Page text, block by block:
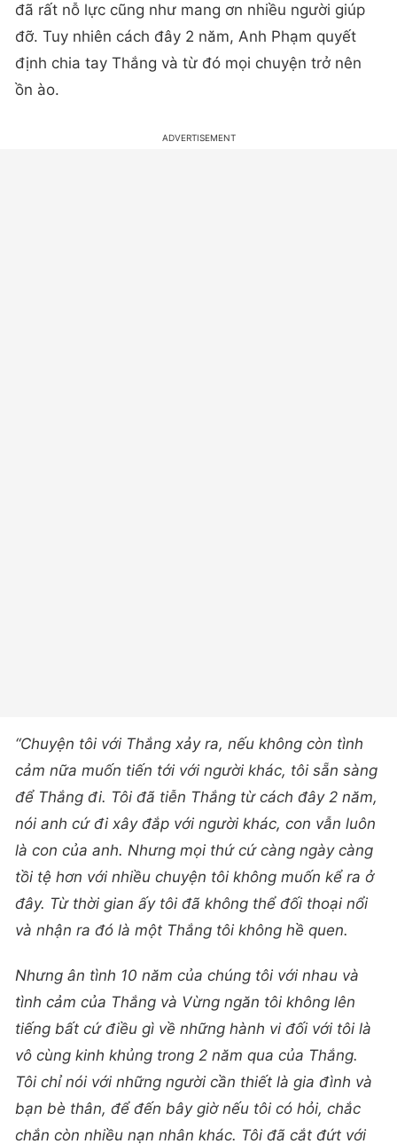
đã rất nỗ lực cũng như mang ơn nhiều người giúp
đỡ. Tuy nhiên cách đây 2 năm, Anh Phạm quyết
định chia tay Thắng và từ đó mọi chuyện trở nên
ồn ào.
“Chuyện tôi với Thắng xảy ra, nếu không còn tình
cảm nữa muốn tiến tới với người khác, tôi sẵn sàng
để Thắng đi. Tôi đã tiễn Thắng từ cách đây 2 năm,
nói anh cứ đi xây đắp với người khác, con vẫn luôn
là con của anh. Nhưng mọi thứ cứ càng ngày càng
tồi tệ hơn với nhiều chuyện tôi không muốn kể ra ở
đây. Từ thời gian ấy tôi đã không thể đối thoại nổi
và nhận ra đó là một Thắng tôi không hề quen.
Nhưng ân tình 10 năm của chúng tôi với nhau và
tình cảm của Thắng và Vừng ngăn tôi không lên
tiếng bất cứ điều gì về những hành vi đối với tôi là
vô cùng kinh khủng trong 2 năm qua của Thắng.
Tôi chỉ nói với những người cần thiết là gia đình và
bạn bè thân, để đến bây giờ nếu tôi có hỏi, chắc
chắn còn nhiều nạn nhân khác. Tôi đã cắt đứt với